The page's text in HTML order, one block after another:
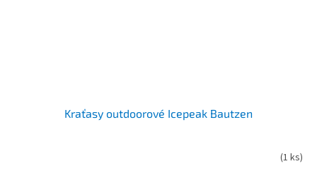
Kraťasy outdoorové Icepeak Bautzen
(1 ks)